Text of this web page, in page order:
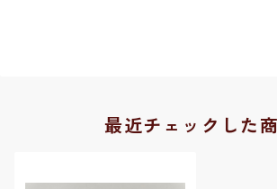
最近チェックした